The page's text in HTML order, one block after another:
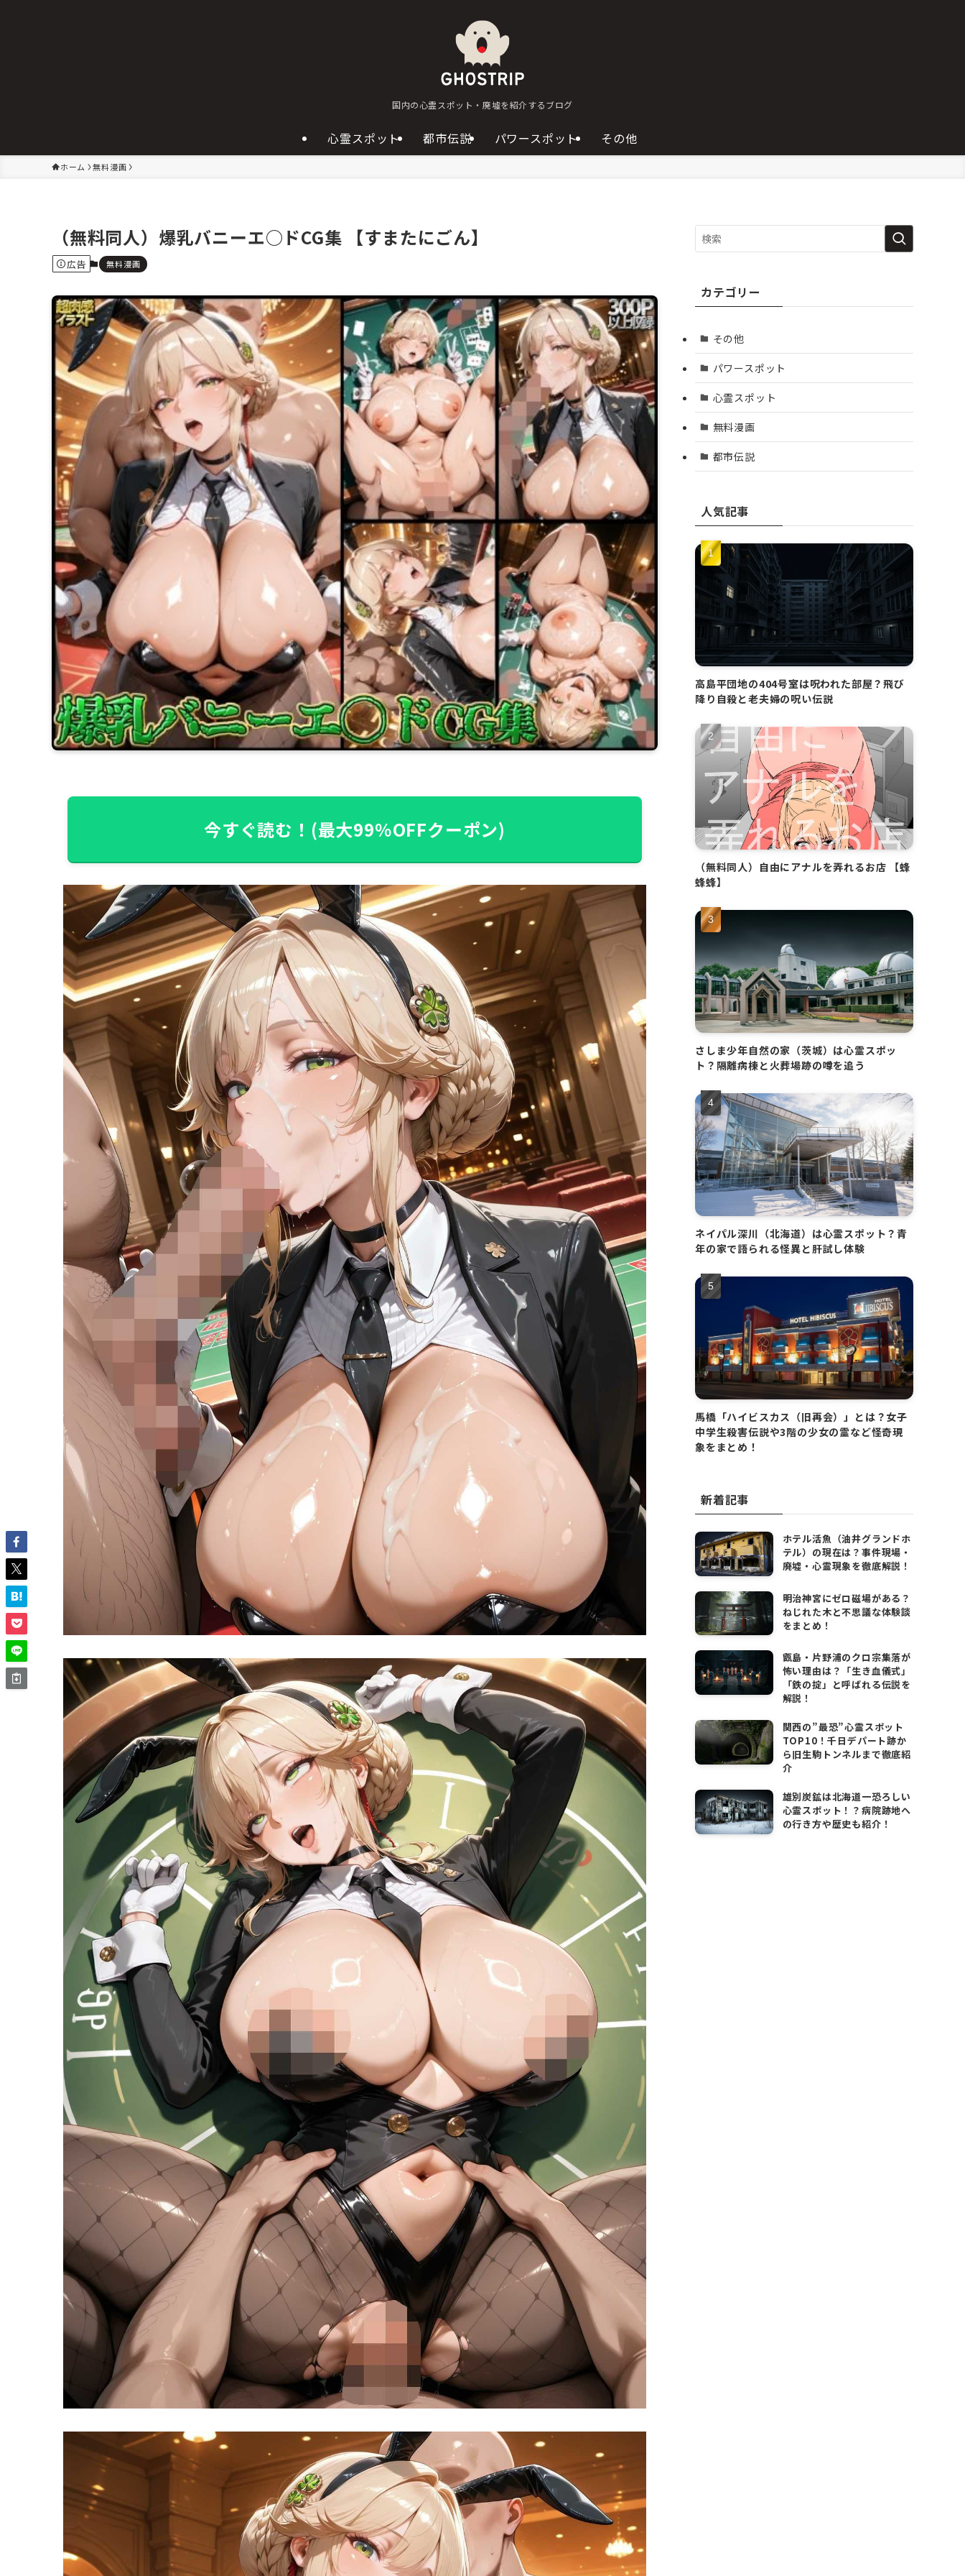
国内の心霊スポット・廃墟を紹介するブログ
心霊スポット 都市伝説 パワースポット その他
ホーム 無料漫画
（無料同人）爆乳バニーエ○ドCG集 【すまたにごん】
広告 無料漫画
今すぐ読む！(最大99％OFFクーポン)
カテゴリー
その他
パワースポット
心霊スポット
無料漫画
都市伝説
人気記事
高島平団地の404号室は呪われた部屋？飛び
降り自殺と老夫婦の呪い伝説
（無料同人）自由にアナルを弄れるお店 【蜂
蜂蜂】
さしま少年自然の家（茨城）は心霊スポッ
ト？隔離病棟と火葬場跡の噂を追う
ネイパル深川（北海道）は心霊スポット？青
年の家で語られる怪異と肝試し体験
馬橋「ハイビスカス（旧再会）」とは？女子
中学生殺害伝説や3階の少女の霊など怪奇現
象をまとめ！
新着記事
ホテル活魚（油井グランドホ
テル）の現在は？事件現場・
廃墟・心霊現象を徹底解説！
明治神宮にゼロ磁場がある？
ねじれた木と不思議な体験談
をまとめ！
甑島・片野浦のクロ宗集落が
怖い理由は？「生き血儀式」
「鉄の掟」と呼ばれる伝説を
解説！
関西の”最恐”心霊スポット
TOP10！千日デパート跡か
ら旧生駒トンネルまで徹底紹
介
雄別炭鉱は北海道一恐ろしい
心霊スポット！？病院跡地へ
の行き方や歴史も紹介！